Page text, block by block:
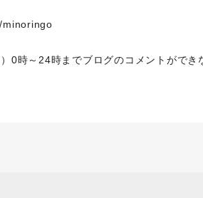
0時～24時までブログのコメントができ